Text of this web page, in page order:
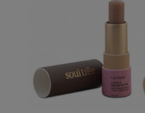
favorite_border